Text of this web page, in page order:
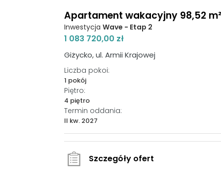
Apartament wakacyjny 98,52
Inwestycja Wave - Etap 2
1 083 720,00 zł
Giżycko, ul. Armii Krajowej
Liczba pokoi:
1 pokój
Piętro:
4 piętro
Termin oddania:
II kw. 2027
Szczegóły ofert